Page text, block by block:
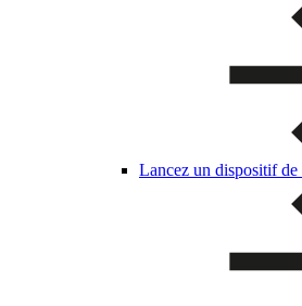
Lancez un dispositif